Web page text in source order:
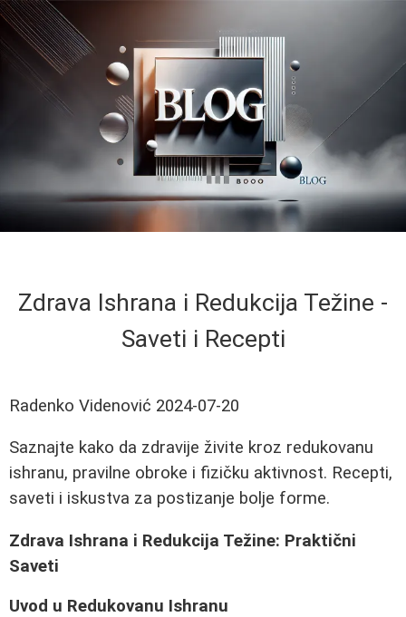
Zdrava Ishrana i Redukcija Težine -
Saveti i Recepti
Radenko Videnović 2024-07-20
Saznajte kako da zdravije živite kroz redukovanu
ishranu, pravilne obroke i fizičku aktivnost. Recepti,
saveti i iskustva za postizanje bolje forme.
Zdrava Ishrana i Redukcija Težine: Praktični
Saveti
Uvod u Redukovanu Ishranu